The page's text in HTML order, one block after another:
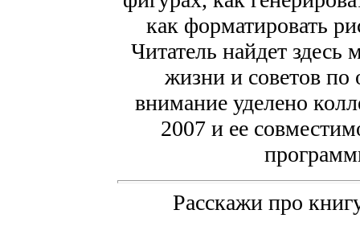
как форматировать
Читатель найдет
жизни и советов
внимание уделено
2007 и ее
Расскажи про